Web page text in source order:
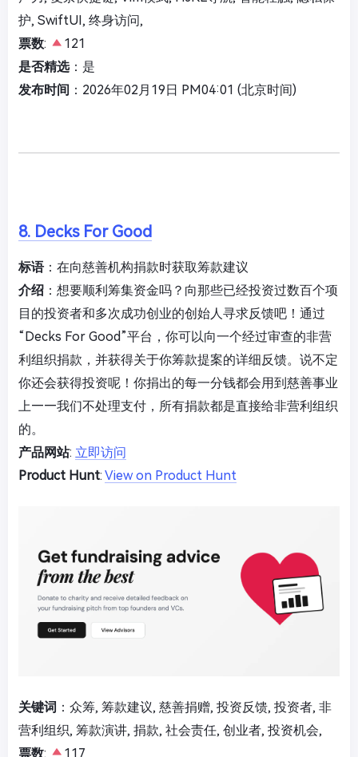
护, SwiftUI, 终身访问,
票数:
121
是否精选：是
发布时间 ：2026年02月19日 PM04:01 (北京时间)
8. Decks For Good
标语：在向慈善机构捐款时获取筹款建议
介绍 ：想要顺利筹集资金吗？向那些已经投资过数百个项
目的投资者和多次成功创业的创始人寻求反馈吧！通过
“Decks For Good”平台，你可以向一个经过审查的非营
利组织捐款，并获得关于你筹款提案的详细反馈。说不定
你还会获得投资呢！你捐出的每一分钱都会用到慈善事业
上——我们不处理支付，所有捐款都是直接给非营利组织
的。
产品网站: 立即访问
Product Hunt: View on Product Hunt
关键词 ：众筹, 筹款建议, 慈善捐赠, 投资反馈, 投资者, 非
营利组织, 筹款演讲, 捐款, 社会责任, 创业者, 投资机会,
票数: 117